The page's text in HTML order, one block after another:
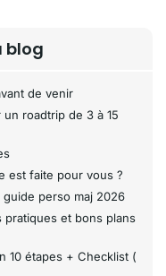
blog
de venir
roadtrip de 3 à 15
est faite pour vous ?
perso maj 2026
pratiques et bons plans
10 étapes + Checklist (